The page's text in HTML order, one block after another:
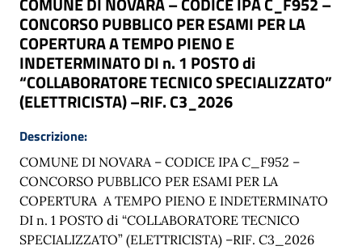
CONCORSO PUBBLICO PER ESAMI PER LA
COPERTURA A TEMPO PIENO E
INDETERMINATO DI n. 1 POSTO di
“COLLABORATORE TECNICO SPECIALIZZATO”
(ELETTRICISTA) –RIF. C3_2026
Descrizione:
COMUNE DI NOVARA – CODICE IPA C_F952 –
CONCORSO PUBBLICO PER ESAMI PER LA
COPERTURA A TEMPO PIENO E INDETERMINATO
DI n. 1 POSTO di “COLLABORATORE TECNICO
SPECIALIZZATO” (ELETTRICISTA) –RIF. C3_2026